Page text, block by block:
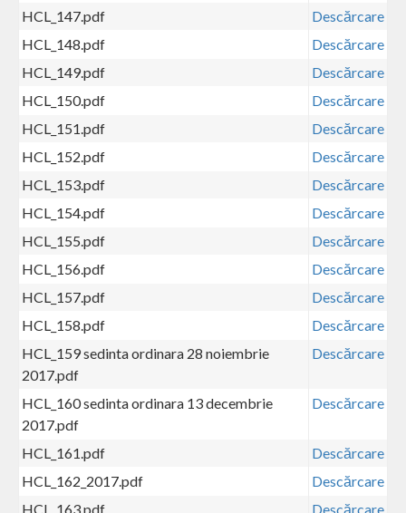
HCL_147.pdf
Descărcare
HCL_148.pdf
Descărcare
HCL_149.pdf
Descărcare
HCL_150.pdf
Descărcare
HCL_151.pdf
Descărcare
HCL_152.pdf
Descărcare
HCL_153.pdf
Descărcare
HCL_154.pdf
Descărcare
HCL_155.pdf
Descărcare
HCL_156.pdf
Descărcare
HCL_157.pdf
Descărcare
HCL_158.pdf
Descărcare
HCL_159 sedinta ordinara 28 noiembrie
2017.pdf
Descărcare
HCL_160 sedinta ordinara 13 decembrie
2017.pdf
Descărcare
HCL_161.pdf
Descărcare
HCL_162_2017.pdf
Descărcare
HCL_163.pdf
Descărcare